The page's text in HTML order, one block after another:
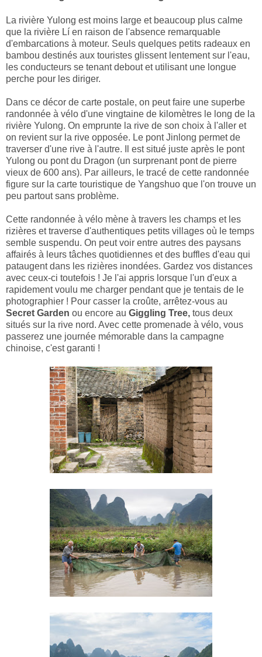
La rivière Yulong est moins large et beaucoup plus calme
que la rivière Lí en raison de l'absence remarquable
d'embarcations à moteur. Seuls quelques petits radeaux en
bambou destinés aux touristes glissent lentement sur l'eau,
les conducteurs se tenant debout et utilisant une longue
perche pour les diriger.
Dans ce décor de carte postale, on peut faire une superbe
randonnée à vélo d'une vingtaine de kilomètres le long de la
rivière Yulong. On emprunte la rive de son choix à l'aller et
on revient sur la rive opposée. Le pont Jinlong permet de
traverser d'une rive à l'autre. Il est situé juste après le pont
Yulong ou pont du Dragon (un surprenant pont de pierre
vieux de 600 ans). Par ailleurs, le tracé de cette randonnée
figure sur la carte touristique de Yangshuo que l'on trouve un
peu partout sans problème.
Cette randonnée à vélo mène à travers les champs et les
rizières et traverse d'authentiques petits villages où le temps
semble suspendu. On peut voir entre autres des paysans
affairés à leurs tâches quotidiennes et des buffles d'eau qui
pataugent dans les rizières inondées. Gardez vos distances
avec ceux-ci toutefois ! Je l'ai appris lorsque l'un d'eux a
rapidement voulu me charger pendant que je tentais de le
photographier ! Pour casser la croûte, arrêtez-vous au
Secret Garden ou encore au Giggling Tree, tous deux
situés sur la rive nord. Avec cette promenade à vélo, vous
passerez une journée mémorable dans la campagne
chinoise, c'est garanti !